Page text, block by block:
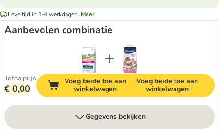
Levertijd in 1-4 werkdagen. Meer
Aanbevolen combinatie
Totaalprijs
€ 0,00
Voeg beide toe aan
winkelwagen
Voeg beide toe aan
winkelwagen
Gegevens bekijken